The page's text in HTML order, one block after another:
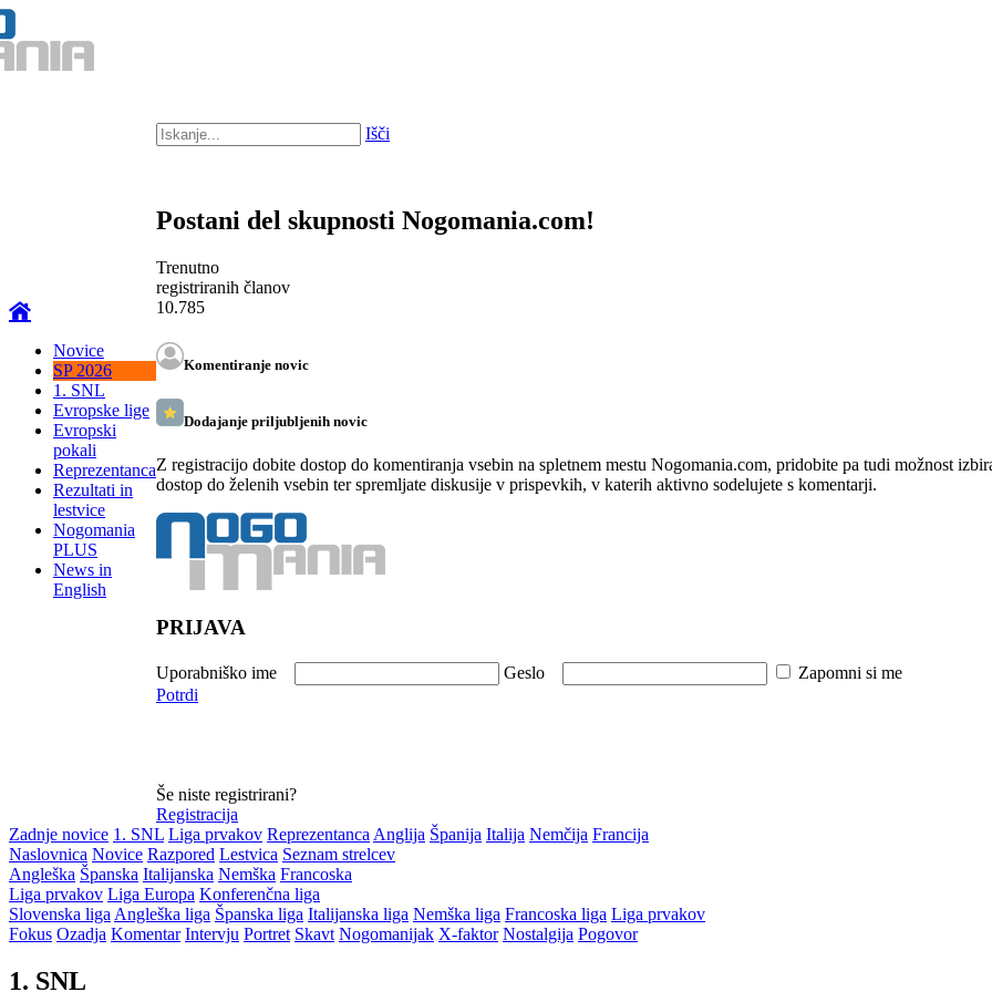
Novice
SP 2026
1. SNL
Evropske lige
Evropski
pokali
Reprezentanca
Rezultati in
lestvice
Nogomania
PLUS
News in
English
Išči
Postani del skupnosti Nogomania.com!
Trenutno
registriranih članov
10.785
Komentiranje novic
Dodajanje priljubljenih novic
Z registracijo dobite dostop do komentiranja vsebin na spletnem mestu Nogomania.com, pridobite pa tudi možnost
dostop do želenih vsebin ter spremljate diskusije v prispevkih, v katerih aktivno sodelujete s komentarji.
PRIJAVA
Uporabniško ime Geslo Zapomni si me
Potrdi
Še niste registrirani?
Registracija
Zadnje novice 1. SNL Liga prvakov Reprezentanca Anglija Španija Italija Nemčija Francija
Naslovnica Novice Razpored Lestvica Seznam strelcev
Angleška Španska Italijanska Nemška Francoska
Liga prvakov Liga Europa Konferenčna liga
Slovenska liga Angleška liga Španska liga Italijanska liga Nemška liga Francoska liga Liga prvakov
Fokus Ozadja Komentar Intervju Portret Skavt Nogomanijak X-faktor Nostalgija Pogovor
1. SNL